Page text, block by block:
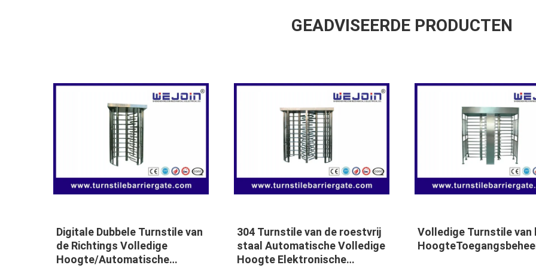
GEADVISEERDE PRODUCTEN
Het Toegangsbeheerturnstile
van het
tentoonstellingsroestvrije
Professional security Access
Control Turnstile Gate entry
systems with CE , ISO
Pedestrian Full Height
Access Control